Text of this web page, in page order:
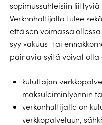
sopimussuhteisiin
Verkonhaltijalla tulee
että sen voimassa
syy vakuus- tai
painavia syitä voivat olla
kuluttajan
maksulaiminlyönnin
verkonhaltijalla on
verkkopalveluun,